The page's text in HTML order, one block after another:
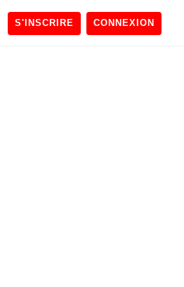
S'INSCRIRE CONNEXION